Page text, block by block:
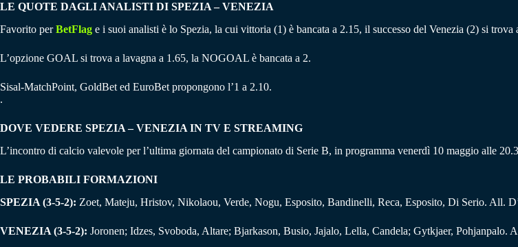
LE QUOTE DAGLI ANALISTI DI SPEZIA – VENEZIA
Favorito perBetFlag e i suoi analisti è lo Spezia, la cui vittoria (1) è bancata a 2.15, il successo del Venezia (2) si
L’opzione GOAL si trova a lavagna a 1.65, la NOGOAL è bancata a 2.
Sisal-MatchPoint, GoldBet ed EuroBet propongono l’1 a 2.10.
.
DOVE VEDERE SPEZIA – VENEZIA IN TV E STREAMING
L’incontro di calcio valevole per l’ultima giornata del campionato di Serie B, in programma venerdì 10 maggio alle
LE PROBABILI FORMAZIONI
SPEZIA (3-5-2): Zoet, Mateju, Hristov, Nikolaou, Verde, Nogu, Esposito, Bandinelli, Reca, Esposito, Di Serio. All.
VENEZIA (3-5-2): Joronen; Idzes, Svoboda, Altare; Bjarkason, Busio, Jajalo, Lella, Candela; Gytkjaer, Pohjanpalo.